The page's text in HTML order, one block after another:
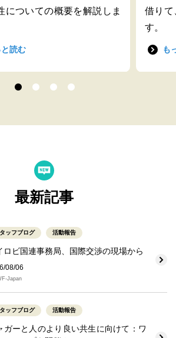
についての概要を解説しま
と読む
借りて
す。
も
最新記事
ッフブログ 活動報告
ロビ国連事務局、国際交渉の現場から
08/06
Japan
ッフブログ 活動報告
ガーと人のより良い共生に向けて：ワ